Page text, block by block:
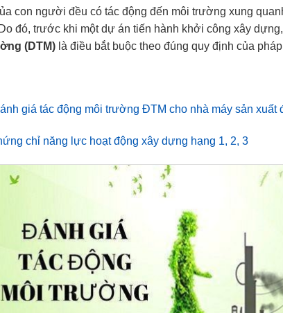
con người đều có tác động đến môi trường xung
đó, trước khi một dự án tiến hành khởi công xây
(DTM) là điều bắt buộc theo đúng quy định của
giá tác động môi trường ĐTM cho nhà máy sản xuất
chỉ năng lực hoạt động xây dựng hạng 1, 2, 3